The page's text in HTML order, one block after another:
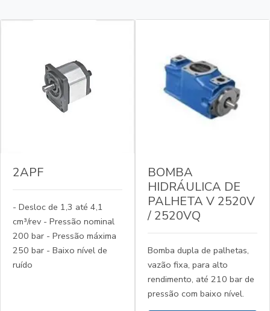
2APF
- Desloc de 1,3 até 4,1
cm³/rev - Pressão nominal
200 bar - Pressão máxima
250 bar - Baixo nível de
ruído
BOMBA
HIDRÁULICA DE
PALHETA V 2520V
/ 2520VQ
Bomba dupla de palhetas,
vazão fixa, para alto
rendimento, até 210 bar de
pressão com baixo nível.